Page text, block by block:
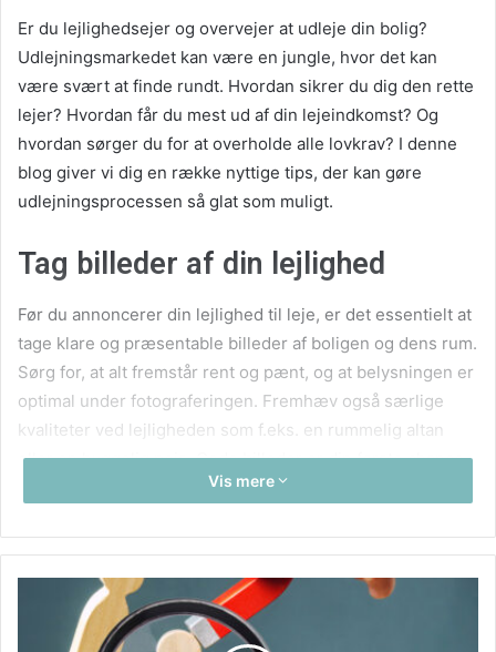
Er du lejlighedsejer og overvejer at udleje din bolig?
Udlejningsmarkedet kan være en jungle, hvor det kan
være svært at finde rundt. Hvordan sikrer du dig den rette
lejer? Hvordan får du mest ud af din lejeindkomst? Og
hvordan sørger du for at overholde alle lovkrav? I denne
blog giver vi dig en række nyttige tips, der kan gøre
udlejningsprocessen så glat som muligt.
Tag billeder af din lejlighed
Før du annoncerer din lejlighed til leje, er det essentielt at
tage klare og præsentable billeder af boligen og dens rum.
Sørg for, at alt fremstår rent og pænt, og at belysningen er
optimal under fotograferingen. Fremhæv også særlige
kvaliteter ved lejligheden som f.eks. en rummelig altan
eller en hyggelig pejs. Gode billeder er din første chance
for at tiltrække potentielle lejere.
Lav en udtømmende beskrivelse
af lejligheden
Ud over billeder er det vigtigt med en detaljeret
Vis mere